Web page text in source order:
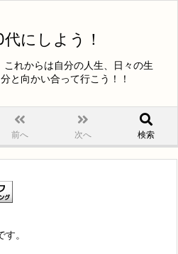
にしよう！
れからは自分の人生、日々の生
と向かい合って行こう！！
前へ 次へ 検索
。